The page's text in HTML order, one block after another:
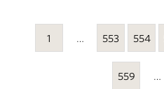
1 … 553 554
559 …